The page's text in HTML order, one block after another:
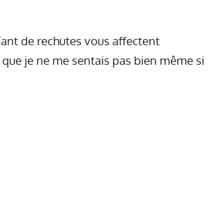
de rechutes vous affectent
je ne me sentais pas bien même si